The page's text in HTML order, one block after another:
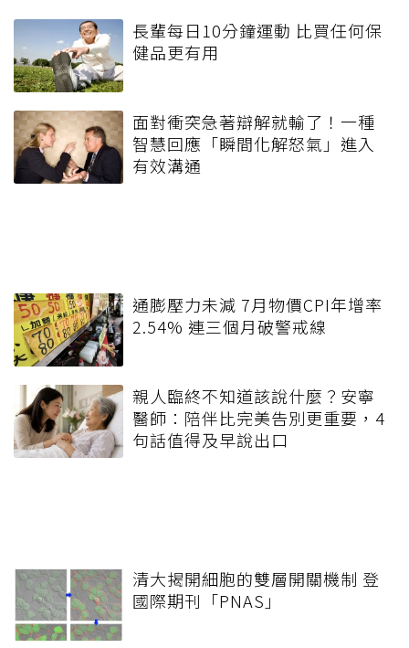
長輩每日10分鐘運動 比買任何保
健品更有用
面對衝突急著辯解就輸了！一種
智慧回應「瞬間化解怒氣」進入
有效溝通
通膨壓力未減 7月物價CPI年增率
2.54% 連三個月破警戒線
親人臨終不知道該說什麼？安寧
醫師：陪伴比完美告別更重要，4
句話值得及早說出口
清大揭開細胞的雙層開關機制 登
國際期刊「PNAS」